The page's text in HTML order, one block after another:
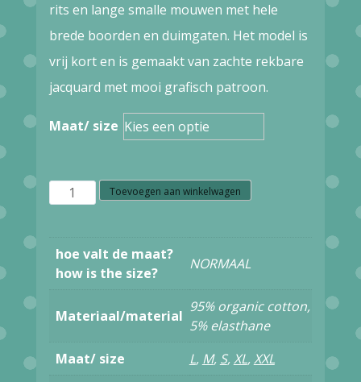
rits en lange smalle mouwen met hele
brede boorden en duimgaten. Het model is
vrij kort en is gemaakt van zachte rekbare
jacquard met mooi grafisch patroon.
Maat/ size
W4.5
JACK
3770-
Toevoegen aan winkelwagen
hoe valt de maat?
how is the size?
NORMAAL
Materiaal/material
95% organic cotton,
5% elasthane
Maat/ size
L, M, S,XL,XXL